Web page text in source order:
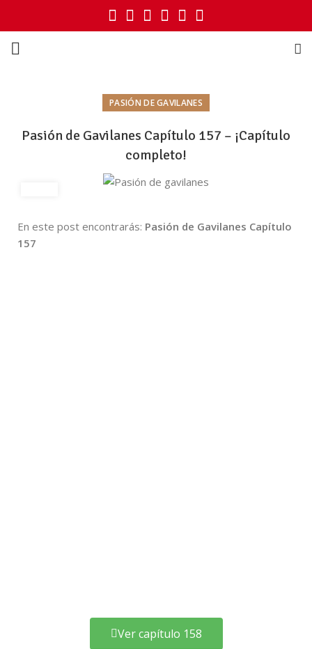
PASIÓN DE GAVILANES
Pasión de Gavilanes Capítulo 157 – ¡Capítulo
completo!
En este post encontrarás: Pasión de Gavilanes Capítulo
157
Ver capítulo 158